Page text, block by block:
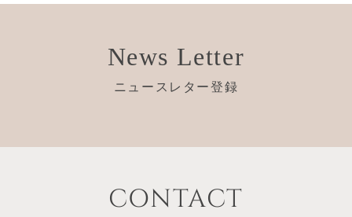
News Letter
ニュースレター登録
CONTACT